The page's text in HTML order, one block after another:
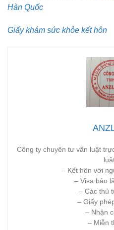
Hàn Quốc
Giấy khám sức khỏe kết hôn
Công ty chuyên tư vấn luật
– Kết hôn với
– Visa bảo
– Các thủ
– Giấy
– Nhận
– Miễn